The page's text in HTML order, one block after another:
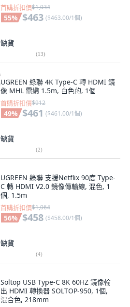
首購折扣價$1,034
55% $463 ($463.00/1個)
缺貨
(13)
UGREEN 綠聯 4K Type-C 轉 HDMI 鏡
像 MHL 電纜 1.5m, 白色的, 1個
首購折扣價$912
49% $461 ($461.00/1個)
缺貨
(2)
UGREEN 綠聯 支援Netflix 90度 Type-
C 轉 HDMI V2.0 鏡像傳輸線, 混色, 1
個, 1.5m
首購折扣價$1,064
56% $458 ($458.00/1個)
缺貨
(4)
Soltop USB Type-C 8K 60HZ 鏡像輸
出 HDMI 轉換器 SOLTOP-950, 1個,
混合色, 218mm